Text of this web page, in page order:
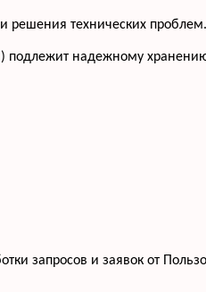
решения технических проблем.
подлежит надежному
запросов и заявок от